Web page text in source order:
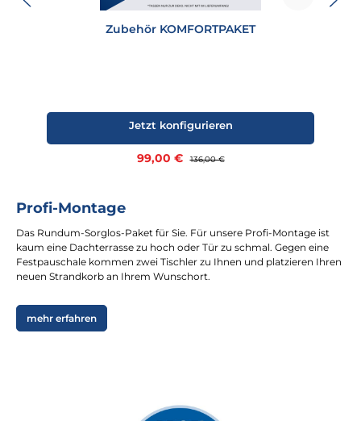
Zubehör KOMFORTPAKET
Verkaufspreis:
99,00 € Regulärer Preis:
136,00 €
Jetzt konfigurieren
Profi-Montage
Das Rundum-Sorglos-Paket für Sie. Für unsere Profi-Montage ist
kaum eine Dachterrasse zu hoch oder Tür zu schmal. Gegen eine
Festpauschale kommen zwei Tischler zu Ihnen und platzieren Ihren
neuen Strandkorb an Ihrem Wunschort.
mehr erfahren